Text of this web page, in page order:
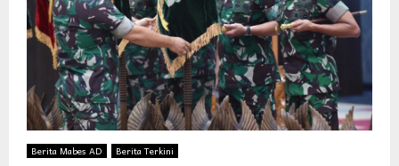
Berita Mabes AD Berita Terkini